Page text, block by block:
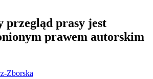
przegląd prasy jest
prawem autorskim
Zborska